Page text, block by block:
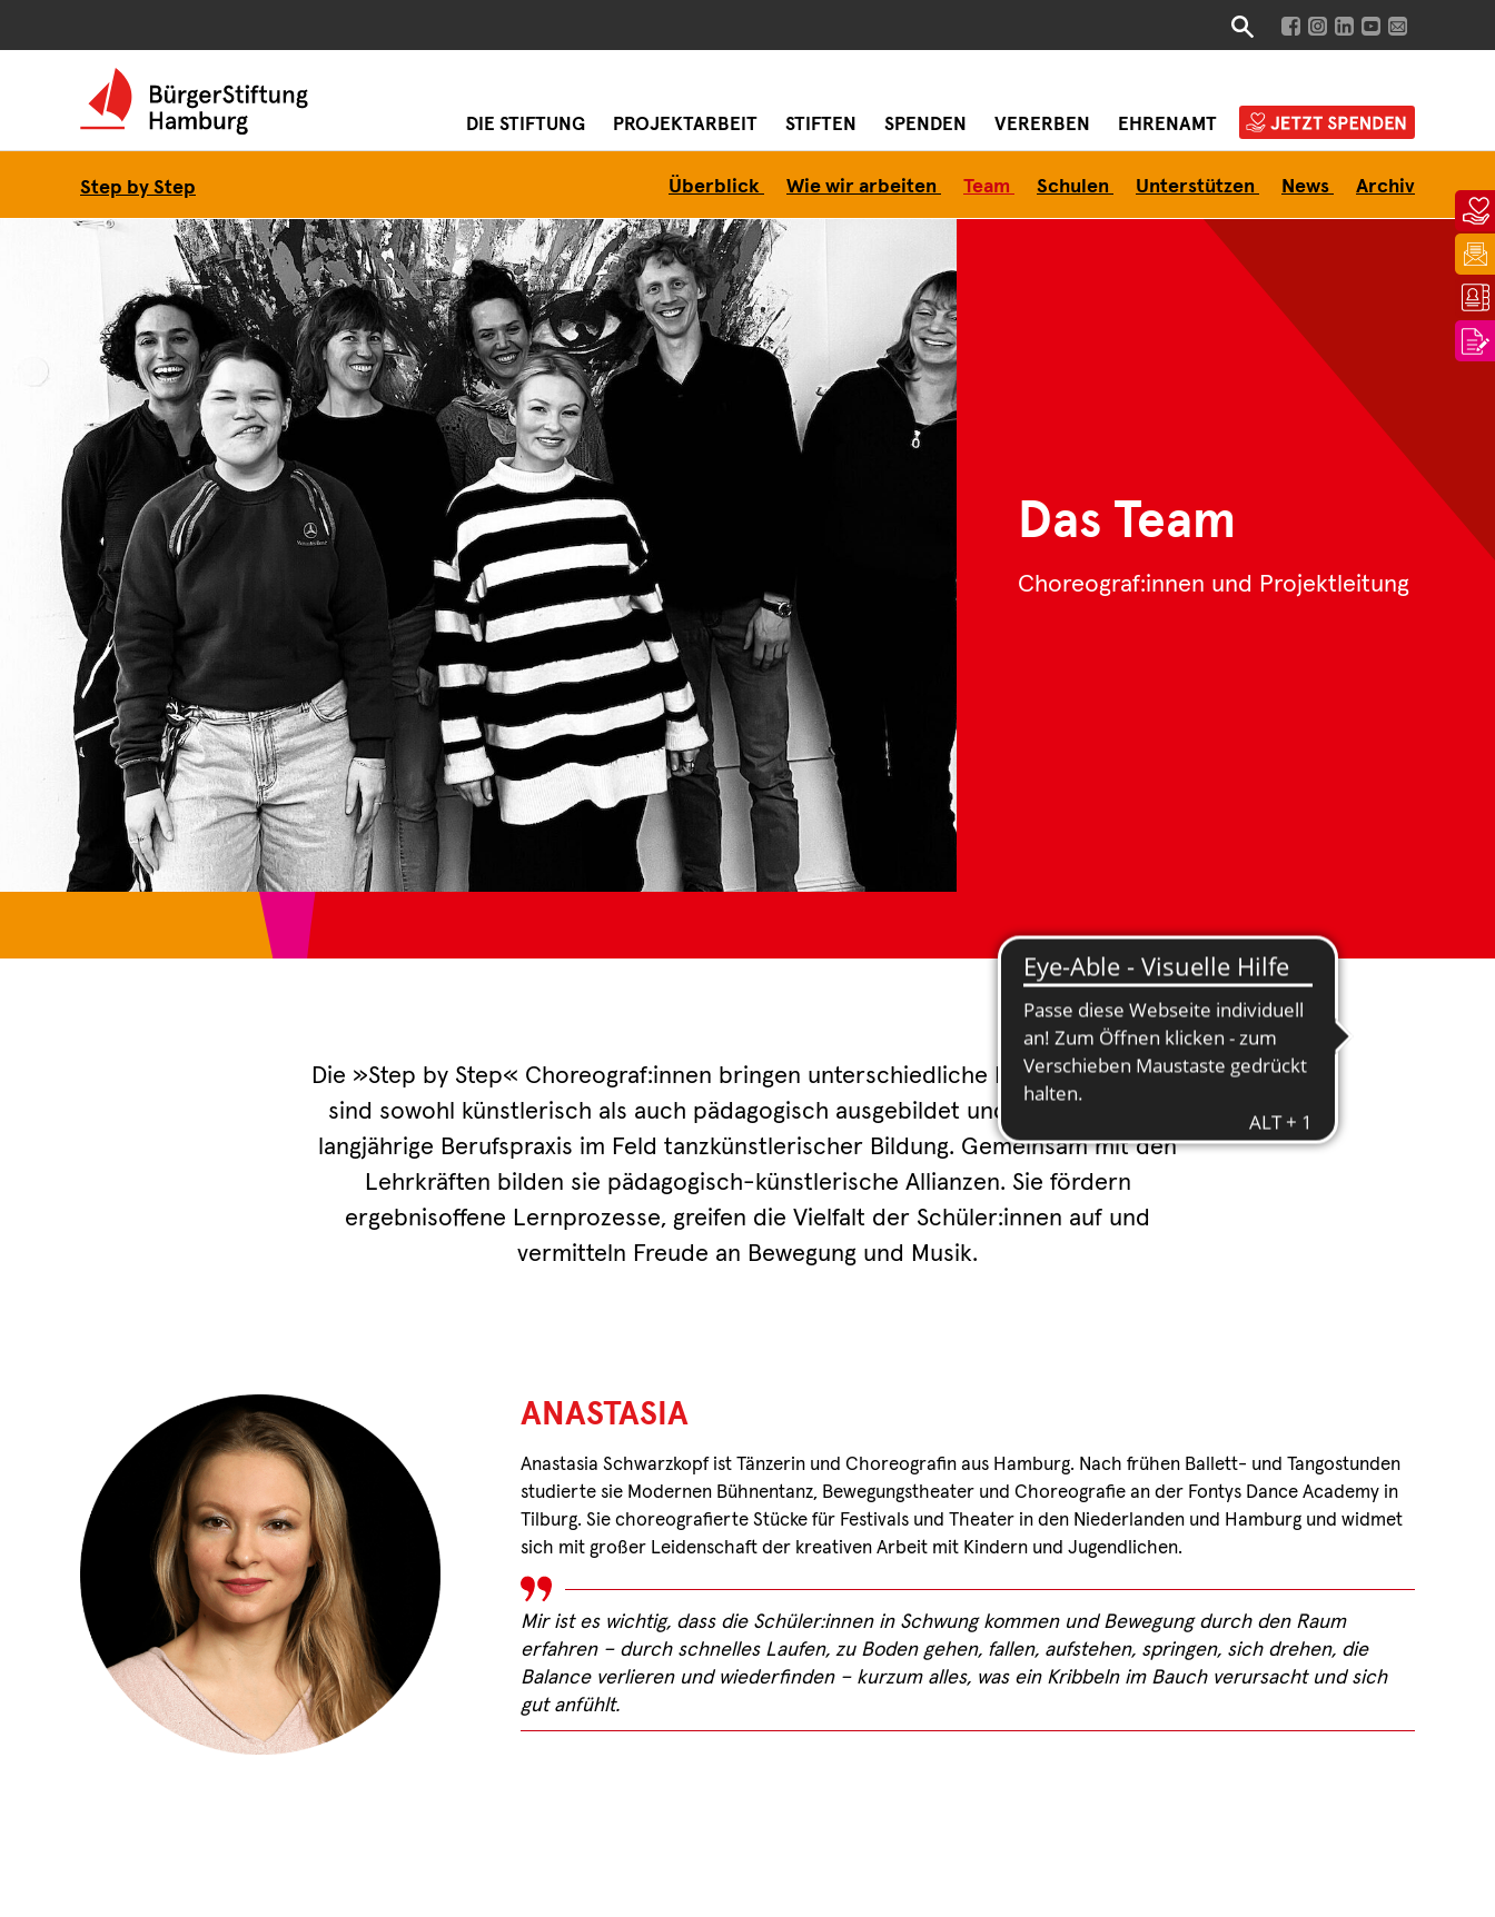
DIE STIFTUNG PROJEKTARBEIT STIFTEN SPENDEN VERERBEN EHRENAMT
Step by Step Überblick Wie wir arbeiten Team Schulen Unterstützen News Archiv
Das Team
Choreograf:innen und Projektleitung
Die »Step by Step« Choreograf:innen bringen unterschiedliche Hintergründe mit,
sind sowohl künstlerisch als auch pädagogisch ausgebildet und verfügen über
langjährige Berufspraxis im Feld tanzkünstlerischer Bildung. Gemeinsam mit den
Lehrkräften bilden sie pädagogisch-künstlerische Allianzen. Sie fördern
ergebnisoffene Lernprozesse, greifen die Vielfalt der Schüler:innen auf und
vermitteln Freude an Bewegung und Musik.
ANASTASIA
Anastasia Schwarzkopf ist Tänzerin und Choreografin aus Hamburg. Nach frühen Ballett- und Tangostunden
studierte sie Modernen Bühnentanz, Bewegungstheater und Choreografie an der Fontys Dance Academy in
Tilburg. Sie choreografierte Stücke für Festivals und Theater in den Niederlanden und Hamburg und widmet
sich mit großer Leidenschaft der kreativen Arbeit mit Kindern und Jugendlichen.
Mir ist es wichtig, dass die Schüler:innen in Schwung kommen und Bewegung durch den Raum
erfahren – durch schnelles Laufen, zu Boden gehen, fallen, aufstehen, springen, sich drehen, die
Balance verlieren und wiederfinden – kurzum alles, was ein Kribbeln im Bauch verursacht und sich
gut anfühlt.